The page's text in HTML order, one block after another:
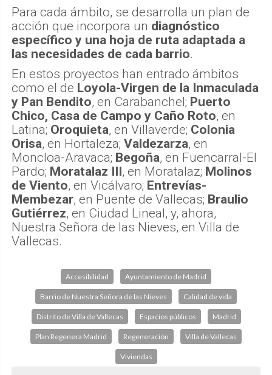
Para cada ámbito, se desarrolla un plan de
acción que incorpora un diagnóstico
específico y una hoja de ruta adaptada a
las necesidades de cada barrio.
En estos proyectos han entrado ámbitos
como el de Loyola-Virgen de la Inmaculada
y Pan Bendito, en Carabanchel; Puerto
Chico, Casa de Campo y Caño Roto, en
Latina; Oroquieta, en Villaverde; Colonia
Orisa, en Hortaleza; Valdezarza, en
Moncloa-Aravaca; Begoña, en Fuencarral-El
Pardo; Moratalaz III, en Moratalaz; Molinos
de Viento, en Vicálvaro; Entrevías-
Membezar, en Puente de Vallecas; Braulio
Gutiérrez, en Ciudad Lineal, y, ahora,
Nuestra Señora de las Nieves, en Villa de
Vallecas.
Accesibilidad Ayuntamiento de Madrid
Barrio de Nuestra Señora de las Nieves Calidad de vida
Distrito de Villa de Vallecas Espacios públicos Madrid
Plan Regenera Madrid Regeneración Villa de Vallecas
Viviendas